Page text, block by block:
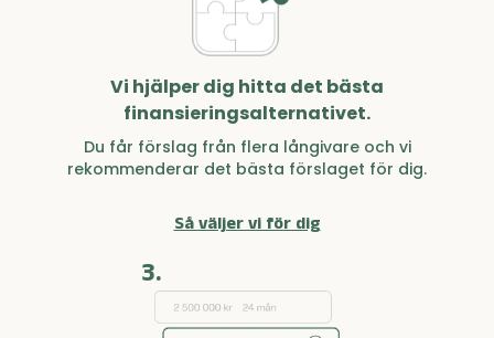
Vi hjälper dig hitta det bästa
finansieringsalternativet.
Du får förslag från flera långivare och vi
rekommenderar det bästa förslaget för dig.
Så väljer vi för dig
3.